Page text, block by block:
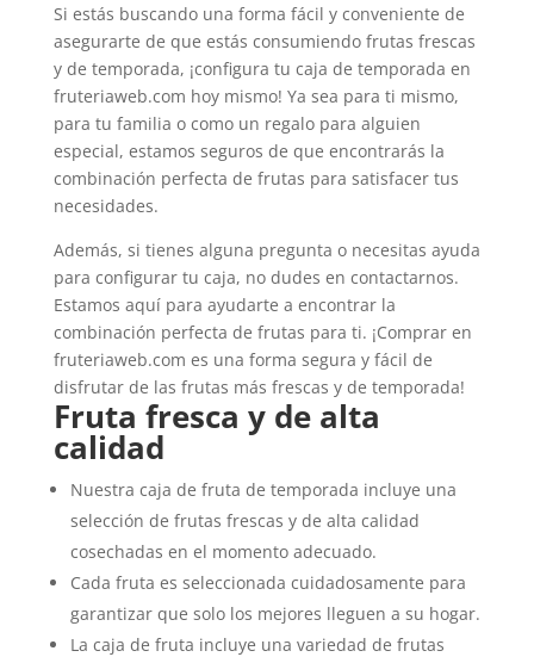
Si estás buscando una forma fácil y conveniente de
asegurarte de que estás consumiendo frutas frescas
y de temporada, ¡configura tu caja de temporada en
fruteriaweb.com hoy mismo! Ya sea para ti mismo,
para tu familia o como un regalo para alguien
especial, estamos seguros de que encontrarás la
combinación perfecta de frutas para satisfacer tus
necesidades.
Además, si tienes alguna pregunta o necesitas ayuda
para configurar tu caja, no dudes en contactarnos.
Estamos aquí para ayudarte a encontrar la
combinación perfecta de frutas para ti. ¡Comprar en
fruteriaweb.com es una forma segura y fácil de
disfrutar de las frutas más frescas y de temporada!
Fruta fresca y de alta
calidad
Nuestra caja de fruta de temporada incluye una
selección de frutas frescas y de alta calidad
cosechadas en el momento adecuado.
Cada fruta es seleccionada cuidadosamente para
garantizar que solo los mejores lleguen a su hogar.
La caja de fruta incluye una variedad de frutas